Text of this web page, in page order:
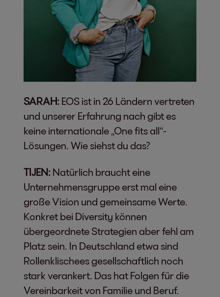
SARAH: EOS ist in 26 Ländern vertreten
und unserer Erfahrung nach gibt es
keine internationale „One fits all“-
Lösungen. Wie siehst du das?
TIJEN: Natürlich braucht eine
Unternehmensgruppe erst mal eine
große Vision und gemeinsame Werte.
Konkret bei Diversity können
übergeordnete Strategien aber fehl am
Platz sein. In Deutschland etwa sind
Rollenklischees gesellschaftlich noch
stark verankert. Das hat Folgen für die
Vereinbarkeit von Familie und Beruf.